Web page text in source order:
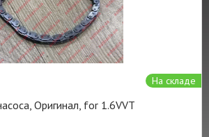
На складе
Оригинал, for 1.6VVT